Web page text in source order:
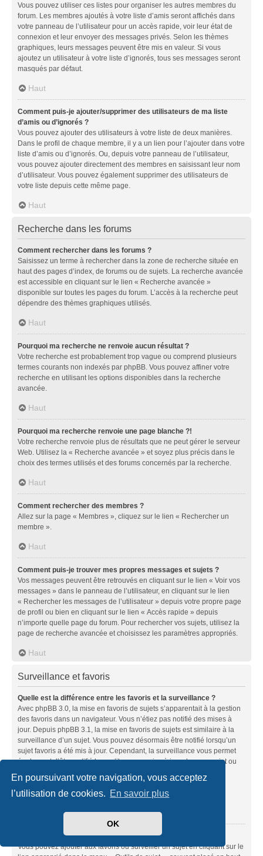
En poursuivant votre navigation, vous acceptez
l’utilisation de cookies. En savoir plus
OK
Vous pouvez utiliser ces listes pour organiser les autres membres du
forum. Les membres ajoutés à votre liste d’amis seront affichés dans
votre panneau de l’utilisateur pour un accès rapide, voir leur état de
connexion et leur envoyer des messages privés. Selon les thèmes
graphiques, leurs messages peuvent être mis en valeur. Si vous
ajoutez un utilisateur à votre liste d’ignorés, tous ses messages seront
masqués par défaut.
Haut
Comment puis-je ajouter/supprimer des utilisateurs de ma liste
d’amis ou d’ignorés ?
Vous pouvez ajouter des utilisateurs à votre liste de deux manières.
Dans le profil de chaque membre, il y a un lien pour l’ajouter dans votre
liste d’amis ou d’ignorés. Ou, depuis votre panneau de l’utilisateur,
vous pouvez ajouter directement des membres en saisissant leur nom
d’utilisateur. Vous pouvez également supprimer des utilisateurs de
votre liste depuis cette même page.
Haut
Recherche dans les forums
Comment rechercher dans les forums ?
Saisissez un terme à rechercher dans la zone de recherche située en
haut des pages d’index, de forums ou de sujets. La recherche avancée
est accessible en cliquant sur le lien « Recherche avancée »
disponible sur toutes les pages du forum. L’accès à la recherche peut
dépendre des thèmes graphiques utilisés.
Haut
Pourquoi ma recherche ne renvoie aucun résultat ?
Votre recherche est probablement trop vague ou comprend plusieurs
termes courants non indexés par phpBB. Vous pouvez affiner votre
recherche en utilisant les options disponibles dans la recherche
avancée.
Haut
Pourquoi ma recherche renvoie une page blanche ?!
Votre recherche renvoie plus de résultats que ne peut gérer le serveur
Web. Utilisez la « Recherche avancée » et soyez plus précis dans le
choix des termes utilisés et des forums concernés par la recherche.
Haut
Comment rechercher des membres ?
Allez sur la page « Membres », cliquez sur le lien « Rechercher un
membre ».
Haut
Comment puis-je trouver mes propres messages et sujets ?
Vos messages peuvent être retrouvés en cliquant sur le lien « Voir vos
messages » dans le panneau de l’utilisateur, en cliquant sur le lien
« Rechercher les messages de l’utilisateur » depuis votre propre page
de profil ou bien en cliquant sur le lien « Accès rapide » depuis
n’importe quelle page du forum. Pour rechercher vos sujets, utilisez la
page de recherche avancée et choisissez les paramètres appropriés.
Haut
Surveillance et favoris
Quelle est la différence entre les favoris et la surveillance ?
Avec phpBB 3.0, la mise en favoris de sujets s’apparentait à la gestion
des favoris dans un navigateur. Vous n’étiez pas notifié des mises à
jour. Depuis phpBB 3.1, la mise en favoris de sujets est similaire à la
surveillance d’un sujet. Vous pouvez désormais être notifié lorsqu’un
sujet favoris a été mis à jour. Cependant, la surveillance vous permet
également d’être notifié lorsqu’il y a une mise à jour dans un sujet ou
surveillances peuvent être configurées depuis le panneau de
l’utilisateur dans l’onglet « Préférences du forum ».
Comment mettre en favoris ou surveiller des sujets ?
Vous pouvez ajouter aux favoris ou surveiller un sujet en cliquant sur le